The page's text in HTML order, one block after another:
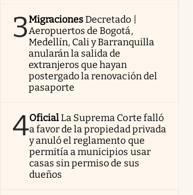
3MigracionesDecretado |
Aeropuertos de Bogotá,
Medellín, Cali y Barranquilla
anularán la salida de
extranjeros que hayan
postergado la renovación del
pasaporte
4OficialLa Suprema Corte falló
a favor de la propiedad privada
y anuló el reglamento que
permitía a municipios usar
casas sin permiso de sus
dueños